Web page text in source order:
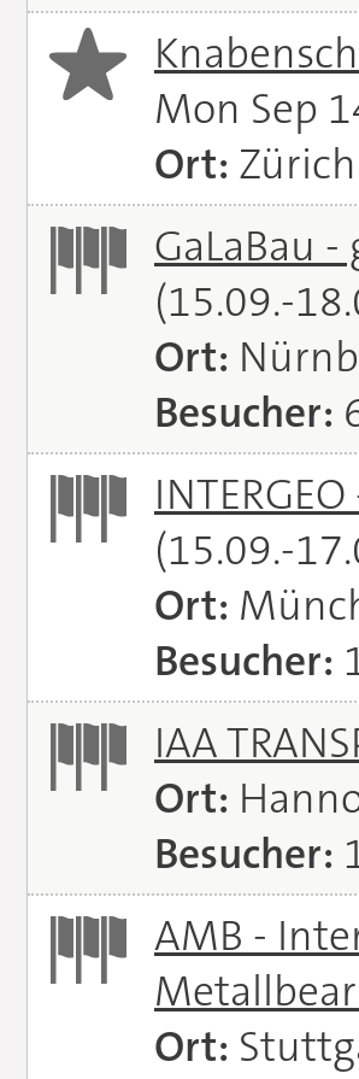
Mon Sep
Ort: Zürich
GaLaBau
(15.09.-
Ort:
Besucher:
(15.09.-
Ort:
Besucher:
IAA
Ort:
Besucher:
AMB -
Ort: